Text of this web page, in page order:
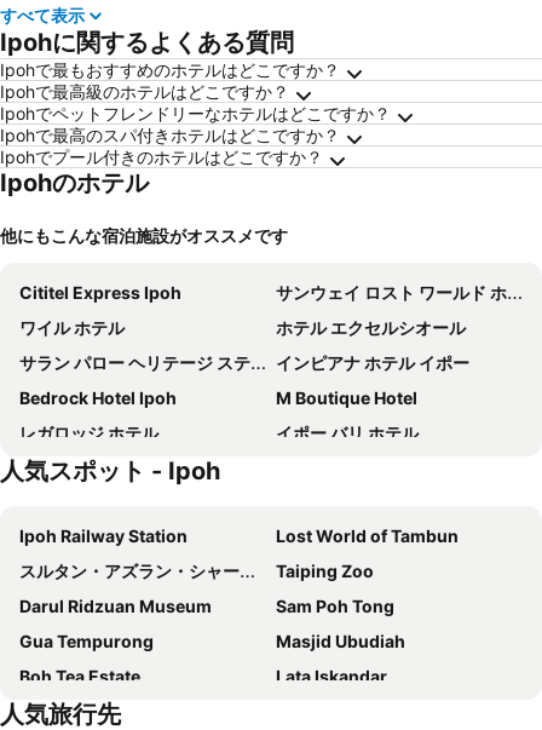
すべて表示
Ipohに関するよくある質問
Ipohで最もおすすめのホテルはどこですか？
Ipohで最高級のホテルはどこですか？
Ipohでペットフレンドリーなホテルはどこですか？
Ipohで最高のスパ付きホテルはどこですか？
Ipohでプール付きのホテルはどこですか？
Ipohのホテル
他にもこんな宿泊施設がオススメです
Cititel Express Ipoh
サンウェイ ロスト ワールド ホテル
ワイル ホテル
ホテル エクセルシオール
サラン パロー ヘリテージ ステイ & イベント ホール
インピアナ ホテル イポー
Bedrock Hotel Ipoh
M Boutique Hotel
レガロッジ ホテル
イポー バリ ホテル
ホテル フレンチ イポー
Onsen Premium Suites Tambun by BYON
Robin Hotel
ホテル ピ
De Parkview Hotel
D イースタン ホテル
MH ホテル イポー
Travelodge Ipoh
Abby by the river
De Quinton Hotel
MH ステューディオ ホテル
JQ Ban Loong Boutique Hotel
人気スポット - Ipoh
Ipoh Railway Station
Lost World of Tambun
スルタン・アズラン・シャー空港
Taiping Zoo
Darul Ridzuan Museum
Sam Poh Tong
Gua Tempurong
Masjid Ubudiah
Boh Tea Estate
Lata Iskandar
Perak Museum
人気旅行先